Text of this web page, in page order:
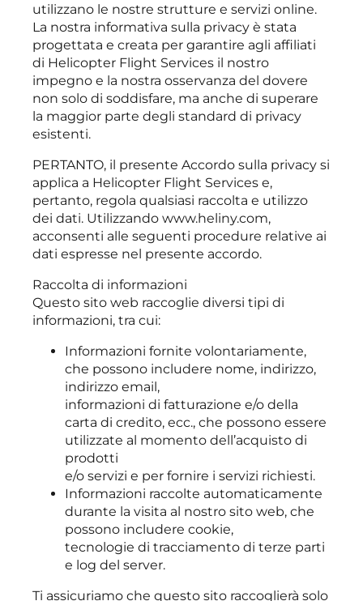
utilizzano le nostre strutture e servizi online.
La nostra informativa sulla privacy è stata
progettata e creata per garantire agli affiliati
di Helicopter Flight Services il nostro
impegno e la nostra osservanza del dovere
non solo di soddisfare, ma anche di superare
la maggior parte degli standard di privacy
esistenti.
PERTANTO, il presente Accordo sulla privacy si
applica a Helicopter Flight Services e,
pertanto, regola qualsiasi raccolta e utilizzo
dei dati. Utilizzando www.heliny.com,
acconsenti alle seguenti procedure relative ai
dati espresse nel presente accordo.
Raccolta di informazioni
Questo sito web raccoglie diversi tipi di
informazioni, tra cui:
Informazioni fornite volontariamente,
che possono includere nome, indirizzo,
indirizzo email,
informazioni di fatturazione e/o della
carta di credito, ecc., che possono essere
utilizzate al momento dell’acquisto di
prodotti
e/o servizi e per fornire i servizi richiesti.
Informazioni raccolte automaticamente
durante la visita al nostro sito web, che
possono includere cookie,
tecnologie di tracciamento di terze parti
e log del server.
Ti assicuriamo che questo sito raccoglierà solo